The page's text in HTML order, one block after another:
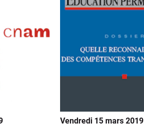
Vendredi 15 mars 2019